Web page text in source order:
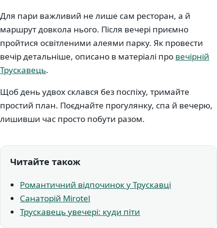
Для пари важливий не лише сам ресторан, а й
маршрут довкола нього. Після вечері приємно
пройтися освітленими алеями парку. Як провести
вечір детальніше, описано в матеріалі про вечірній
Трускавець.
Щоб день удвох склався без поспіху, тримайте
простий план. Поєднайте прогулянку, спа й вечерю,
лишивши час просто побути разом.
Читайте також
Романтичний відпочинок у Трускавці
Санаторій Mirotel
Трускавець увечері: куди піти